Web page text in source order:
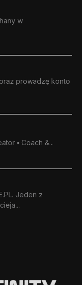
w
prowadzę konto
▪️ Coach &...
Jeden z